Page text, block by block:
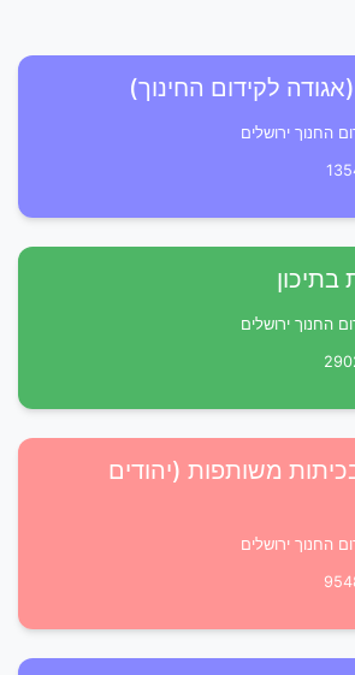
(אגודה לקידום החינוך)
החנוך ירושלים
בתיכון
החנוך ירושלים
בכיתות משותפות (יהודים
החנוך ירושלים